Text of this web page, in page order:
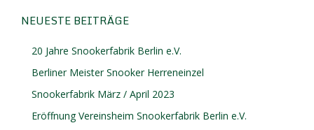
NEUESTE BEITRÄGE
20 Jahre Snookerfabrik Berlin e.V.
Berliner Meister Snooker Herreneinzel
Snookerfabrik März / April 2023
Eröffnung Vereinsheim Snookerfabrik Berlin e.V.